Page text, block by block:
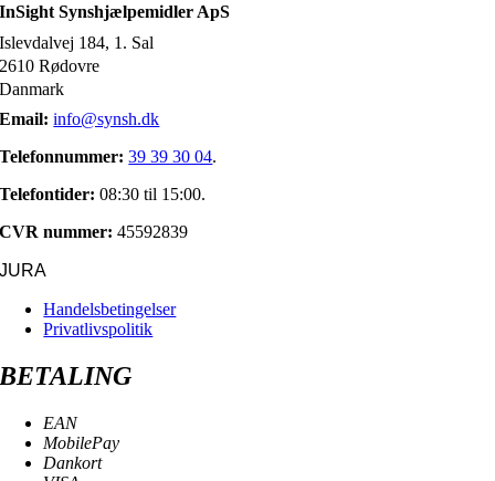
InSight Synshjælpemidler ApS
Islevdalvej 184, 1. Sal
2610 Rødovre
Danmark
Email: info@synsh.dk
Telefonnummer: 39 39 30 04.
Telefontider: 08:30 til 15:00.
CVR nummer: 45592839
JURA
Handelsbetingelser
Privatlivspolitik
BETALING
EAN
MobilePay
Dankort